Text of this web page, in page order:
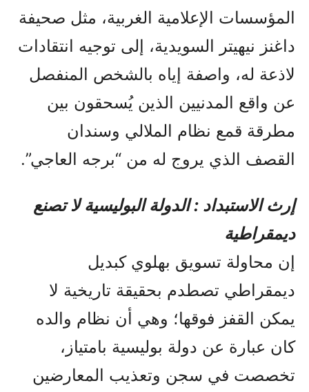
المؤسسات الإعلامية الغربية، مثل صحيفة
داغنز نيهيتر السويدية، إلى توجيه انتقادات
لاذعة له، واصفة إياه بالشخص المنفصل
عن واقع المدنيين الذين يُسحقون بين
مطرقة قمع نظام الملالي وسندان
القصف الذي يروج له من “برجه العاجي”.
إرث الاستبداد : الدولة البوليسية لا تصنع
ديمقراطية
إن محاولة تسويق بهلوي كبديل
ديمقراطي تصطدم بحقيقة تاريخية لا
يمكن القفز فوقها؛ وهي أن نظام والده
كان عبارة عن دولة بوليسية بامتياز،
تخصصت في سجن وتعذيب المعارضين